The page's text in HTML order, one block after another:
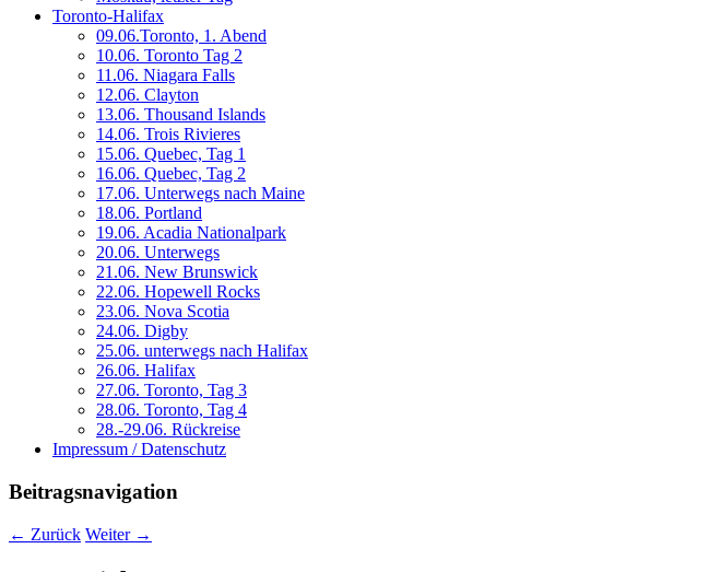
Toronto-Halifax
09.06.Toronto, 1. Abend
10.06. Toronto Tag 2
11.06. Niagara Falls
12.06. Clayton
13.06. Thousand Islands
14.06. Trois Rivieres
15.06. Quebec, Tag 1
16.06. Quebec, Tag 2
17.06. Unterwegs nach Maine
18.06. Portland
19.06. Acadia Nationalpark
20.06. Unterwegs
21.06. New Brunswick
22.06. Hopewell Rocks
23.06. Nova Scotia
24.06. Digby
25.06. unterwegs nach Halifax
26.06. Halifax
27.06. Toronto, Tag 3
28.06. Toronto, Tag 4
28.-29.06. Rückreise
Impressum / Datenschutz
Beitragsnavigation
← Zurück Weiter →